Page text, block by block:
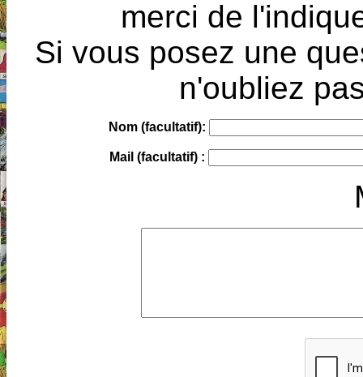
merci de
Si vous posez une
n'oubliez
Nom (facultatif):
Mail (facultatif) :